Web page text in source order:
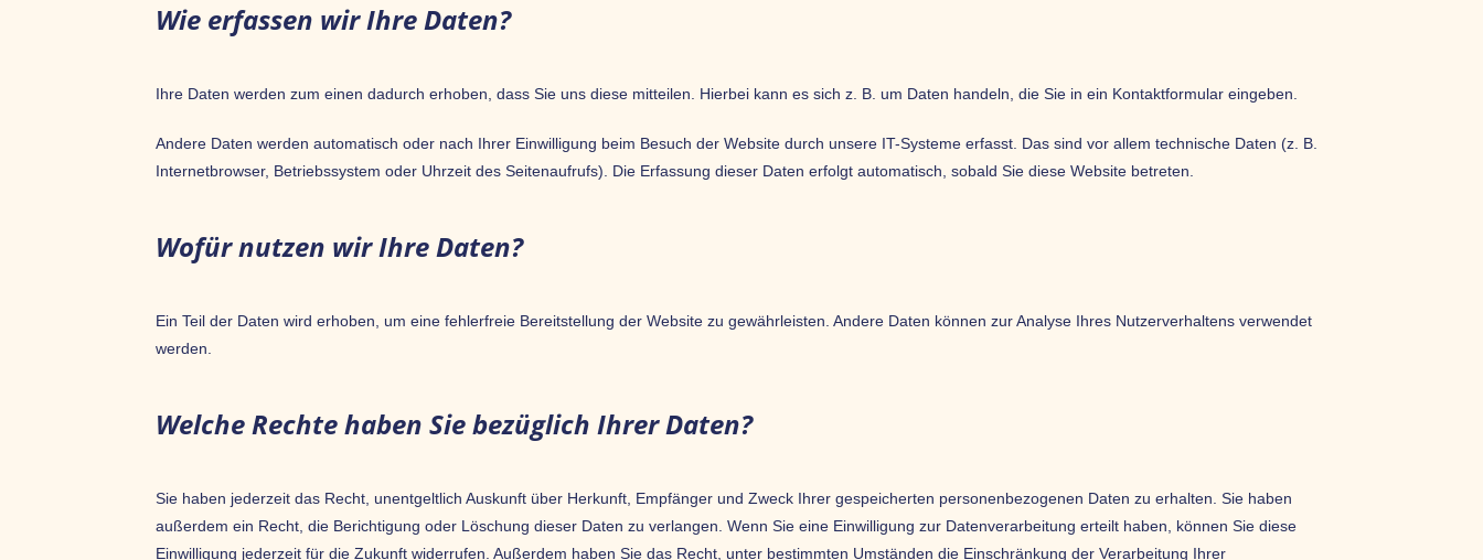
Wie erfassen wir Ihre Daten?
Ihre Daten werden zum einen dadurch erhoben, dass Sie uns diese mitteilen. Hierbei kann es sich z. B. um Daten handeln, die Sie in ein Kontaktformular eingeben.
Andere Daten werden automatisch oder nach Ihrer Einwilligung beim Besuch der Website durch unsere IT-Systeme erfasst. Das sind vor allem technische Daten (z. B.
Internetbrowser, Betriebssystem oder Uhrzeit des Seitenaufrufs). Die Erfassung dieser Daten erfolgt automatisch, sobald Sie diese Website betreten.
Wofür nutzen wir Ihre Daten?
Ein Teil der Daten wird erhoben, um eine fehlerfreie Bereitstellung der Website zu gewährleisten. Andere Daten können zur Analyse Ihres Nutzerverhaltens verwendet
werden.
Welche Rechte haben Sie bezüglich Ihrer Daten?
Sie haben jederzeit das Recht, unentgeltlich Auskunft über Herkunft, Empfänger und Zweck Ihrer gespeicherten personenbezogenen Daten zu erhalten. Sie haben
außerdem ein Recht, die Berichtigung oder Löschung dieser Daten zu verlangen. Wenn Sie eine Einwilligung zur Datenverarbeitung erteilt haben, können Sie diese
Einwilligung jederzeit für die Zukunft widerrufen. Außerdem haben Sie das Recht, unter bestimmten Umständen die Einschränkung der Verarbeitung Ihrer